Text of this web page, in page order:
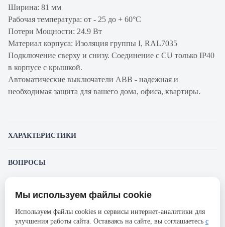
Ширина: 81 мм
Рабочая температура: от - 25 до + 60°С
Потери Мощности: 24.9 Вт
Материал корпуса: Изоляция группы I, RAL7035
Подключение сверху и снизу. Соединение с CU только IP40
в корпусе с крышкой.
Автоматические выключатели ABB - надежная и
необходимая защита для вашего дома, офиса, квартиры.
ХАРАКТЕРИСТИКИ
Производитель
Серия
S803S
ВОПРОСЫ
Пожалуйста, авторизуйтесь, чтобы иметь
Представленные изображения и характеристики могут отличаться от реального
без предварительного уведомления. Компания АйДистрибьют не несёт
ответственности в случае не соответствия текущей модели товаров фотографиям,
Мы используем файлы cookie
Используем файлы cookies и сервисы интернет-аналитики для
улучшения работы сайта. Оставаясь на сайте, вы соглашаетесь с